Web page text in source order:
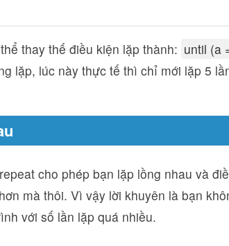
thay thế điều kiện lặp thành: until (a
lặp, lúc này thực tế thì chỉ mới lặp 5
cho phép bạn lặp lồng nhau và
mà thôi. Vì vậy lời khuyên là bạn
với số lần lặp quá nhiều.